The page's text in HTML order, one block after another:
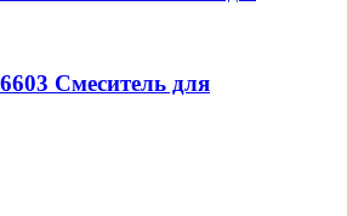
Смеситель для